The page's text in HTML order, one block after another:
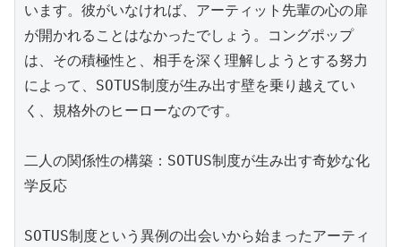
います。彼がいなければ、アーティット先輩の心の扉
が開かれることはなかったでしょう。コングポップ
は、その積極性と、相手を深く理解しようとする努力
によって、SOTUS制度が生み出す壁を乗り越えてい
く、規格外のヒーローなのです。
二人の関係性の構築：SOTUS制度が生み出す奇妙な化
学反応
SOTUS制度という異例の出会いから始まったアーティ